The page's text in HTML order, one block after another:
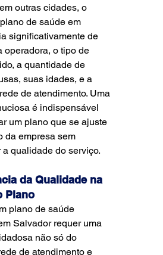
outras cidades, o
de saúde em
significativamente de
operadora, o tipo de
a quantidade de
suas idades, e a
de atendimento. Uma
é indispensável
um plano que se ajuste
da empresa sem
a qualidade do serviço.
da Qualidade na
Plano
plano de saúde
Salvador requer uma
não só do
de atendimento e